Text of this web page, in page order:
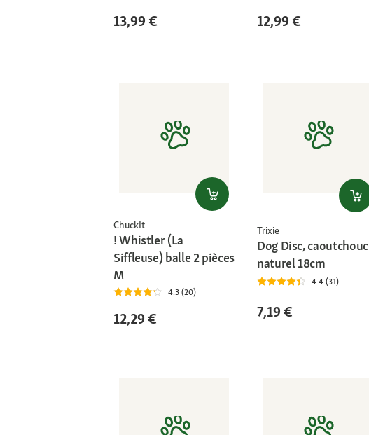
13,99 € 12,99 €
ChuckIt
! Whistler (La
Siffleuse) balle 2 pièces
M
4.3 (20)
12,29 €
Trixie
Dog Disc, caoutchouc
naturel 18cm
4.4 (31)
7,19 €